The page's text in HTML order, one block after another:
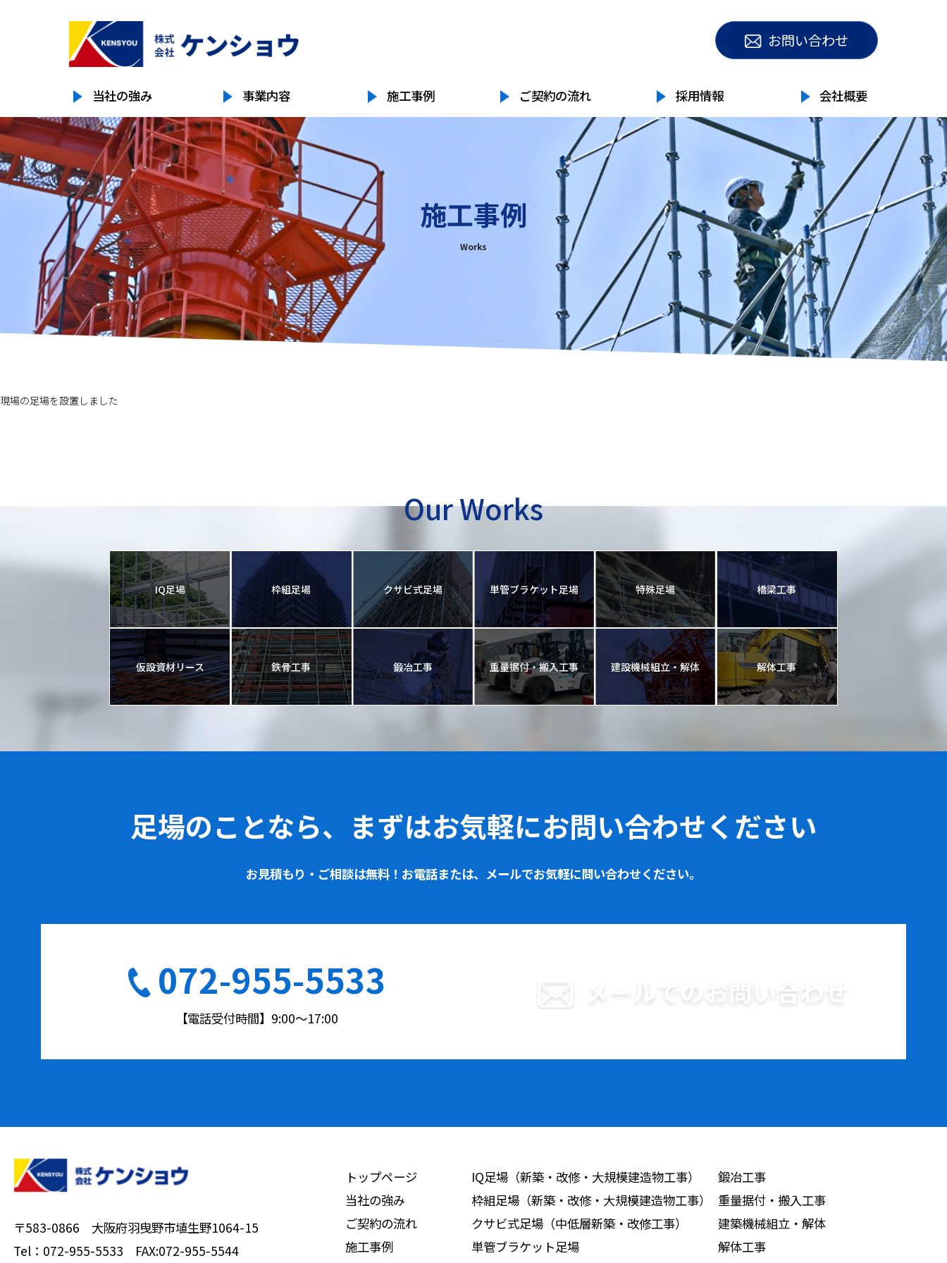
お問い合わせ
当社の強み 事業内容 施工事例 ご契約の流れ 採用情報 会社概要
施工事例
Works
現場の足場を設置しました
Our Works
IQ足場 枠組足場 クサビ式足場 単管ブラケット足場 特殊足場 橋梁工事
仮設資材リース 鉄骨工事 鍛冶工事 重量据付・搬入工事 建設機械組立・解体 解体工事
足場のことなら、 まずはお気軽にお問い合わせください
お見積もり・ご相談は無料！ お電話または、 メールでお気軽に問い合わせください。
072-955-5533
【電話受付時間】9:00〜17:00
メールでのお問い合わせ
〒583-0866 大阪府羽曳野市埴生野1064-15
Tel： 072-955-5533 FAX:072-955-5544
トップページ
当社の強み
ご契約の流れ
施工事例
IQ足場（新築・改修・大規模建造物工事）
枠組足場（新築・改修・大規模建造物工事）
クサビ式足場（中低層新築・改修工事）
単管ブラケット足場
鍛冶工事
重量据付・搬入工事
建築機械組立・解体
解体工事